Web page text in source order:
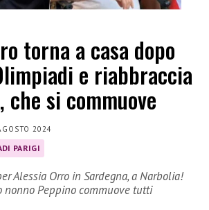
torna a casa dopo
e riabbraccia
che si commuove
2024
PARIGI
Alessia Orro in Sardegna, a Narbolia!
nonno Peppino commuove tutti